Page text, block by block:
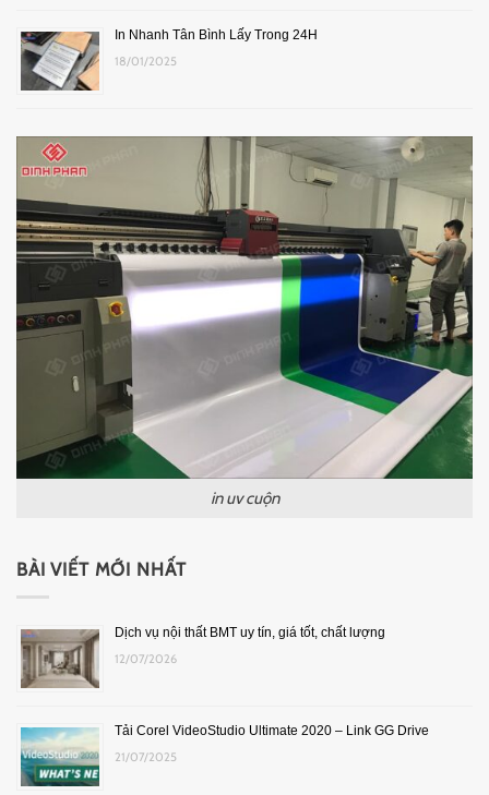
In Nhanh Tân Bình Lấy Trong 24H
18/01/2025
in uv cuộn
BÀI VIẾT MỚI NHẤT
Dịch vụ nội thất BMT uy tín, giá tốt, chất lượng
12/07/2026
Tải Corel VideoStudio Ultimate 2020 – Link GG Drive
21/07/2025